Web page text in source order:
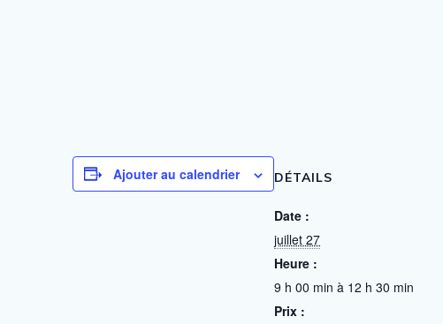
Ajouter au calendrier DÉTAILS
Date :
juillet 27
Heure :
9 h 00 min à 12 h 30 min
Prix :